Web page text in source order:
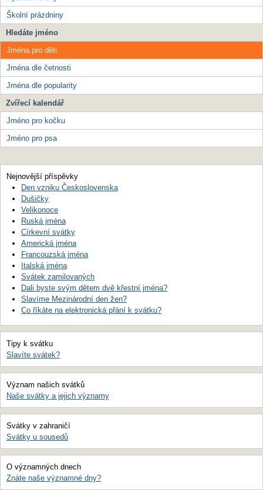
Školní prázdniny
Hledáte jméno
Jména pro děti
Jména dle četnosti
Jména dle popularity
Zvířecí kalendář
Jméno pro kočku
Jméno pro psa
Nejnovější příspěvky
Den vzniku Československa
Dušičky
Velikonoce
Ruská jména
Církevní svátky
Americká jména
Francouzská jména
Italská jména
Svátek zamilovaných
Dali byste svým dětem dvě křestní jména?
Slavíme Mezinárodní den žen?
Co říkáte na elektronická přání k svátku?
Tipy k svátku
Slavíte svátek?
Význam našich svátků
Naše svátky a jejich významy
Svátky v zahraničí
Svátky u sousedů
O významných dnech
Znáte naše významné dny?